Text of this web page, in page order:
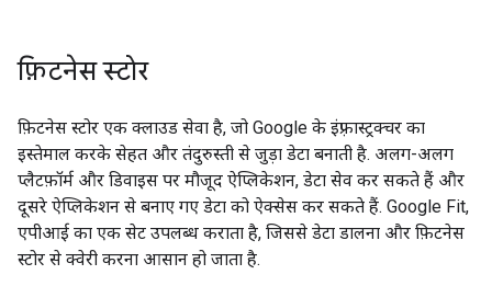
फ़िटनेस स्टोर
फ़िटनेस स्टोर एक क्लाउड सेवा है, जो Google के इंफ़्रास्ट्रक्चर का
इस्तेमाल करके सेहत और तंदुरुस्ती से जुड़ा डेटा बनाती है. अलग-अलग
प्लैटफ़ॉर्म और डिवाइस पर मौजूद ऐप्लिकेशन, डेटा सेव कर सकते हैं और
दूसरे ऐप्लिकेशन से बनाए गए डेटा को ऐक्सेस कर सकते हैं. Google Fit,
एपीआई का एक सेट उपलब्ध कराता है, जिससे डेटा डालना और फ़िटनेस
स्टोर से क्वेरी करना आसान हो जाता है.